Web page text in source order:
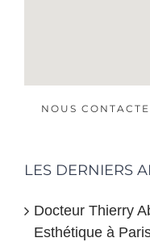
NOUS
LES DERNIERS
Docteur Thierry
Esthétique à